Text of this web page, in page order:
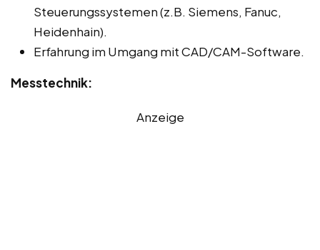
Steuerungssystemen (z.B. Siemens, Fanuc,
Heidenhain).
Erfahrung im Umgang mit CAD/CAM-Software.
Messtechnik:
Anzeige